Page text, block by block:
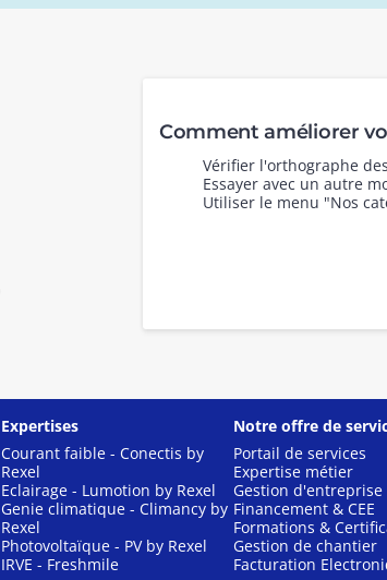
Comment améliorer
Vérifier l'orthographe
Essayer avec un autre
Utiliser le menu "Nos
Expertises
Courant faible - Conectis by
Rexel
Eclairage - Lumotion by Rexel
Genie climatique - Climancy by
Rexel
Photovoltaïque - PV by Rexel
IRVE - Freshmile
Notre offre de
Portail de services
Expertise métier
Gestion d'entreprise
Financement & CEE
Formations &
Gestion de chantier
Facturation